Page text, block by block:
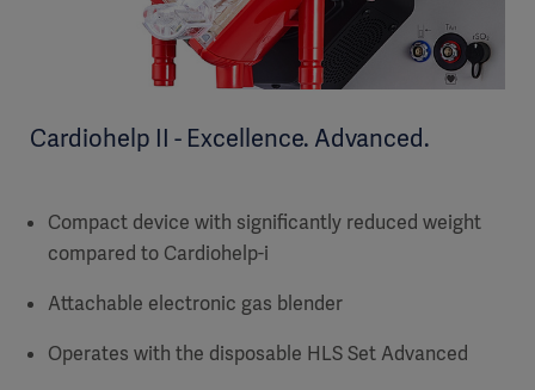
Cardiohelp II - Excellence. Advanced.
Compact device with significantly reduced weight
compared to Cardiohelp-i
Attachable electronic gas blender
Operates with the disposable HLS Set Advanced